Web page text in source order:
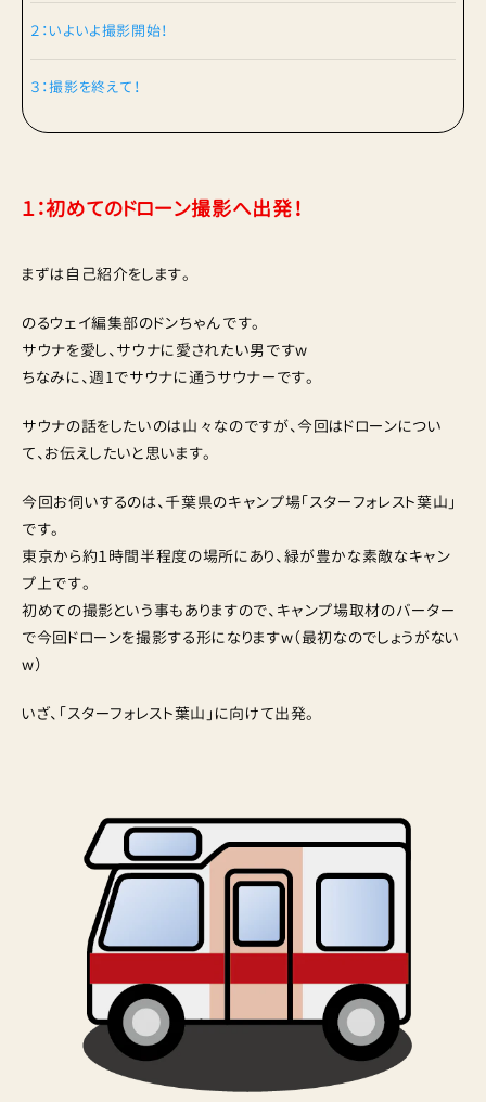
２：いよいよ撮影開始！
３：撮影を終えて！
１：初めてのドローン撮影へ出発！
まずは自己紹介をします。
のるウェイ編集部のドンちゃんです。
サウナを愛し、サウナに愛されたい男ですw
ちなみに、週1でサウナに通うサウナーです。
サウナの話をしたいのは山々なのですが、今回はドローンについ
て、お伝えしたいと思います。
今回お伺いするのは、千葉県のキャンプ場「スターフォレスト葉山」
です。
東京から約１時間半程度の場所にあり、緑が豊かな素敵なキャン
プ上です。
初めての撮影という事もありますので、キャンプ場取材のバーター
で今回ドローンを撮影する形になりますw（最初なのでしょうがない
w）
いざ、「スターフォレスト葉山」に向けて出発。